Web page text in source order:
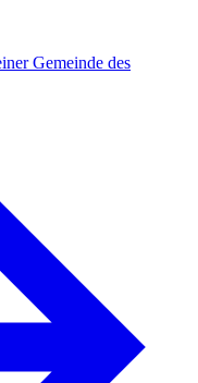
Gemeinde des